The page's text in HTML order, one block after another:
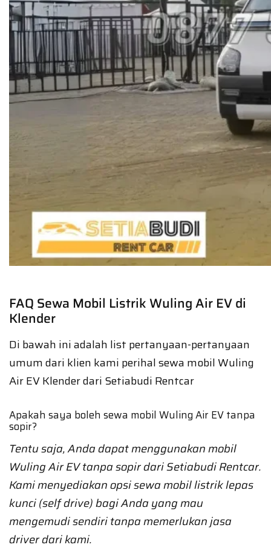
FAQ Sewa Mobil Listrik Wuling Air EV di
Klender
Di bawah ini adalah list pertanyaan-pertanyaan
umum dari klien kami perihal sewa mobil Wuling
Air EV Klender dari Setiabudi Rentcar
Apakah saya boleh sewa mobil Wuling Air EV tanpa
sopir?
Tentu saja, Anda dapat menggunakan mobil
Wuling Air EV tanpa sopir dari Setiabudi Rentcar.
Kami menyediakan opsi sewa mobil listrik lepas
kunci (self drive) bagi Anda yang mau
mengemudi sendiri tanpa memerlukan jasa
driver dari kami.